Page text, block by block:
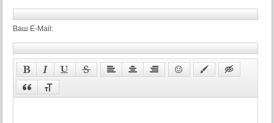
Ваш E-Mail: